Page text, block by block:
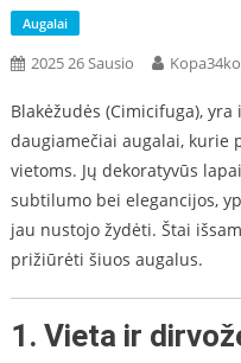
Augalai
2025 26 Sausio
Blakėžudės (Cimicifuga),
daugiamečiai augalai, kurie
vietoms. Jų dekoratyvūs
subtilumo bei elegancijos,
jau nustojo žydėti. Štai
prižiūrėti šiuos augalus.
1. Vieta ir